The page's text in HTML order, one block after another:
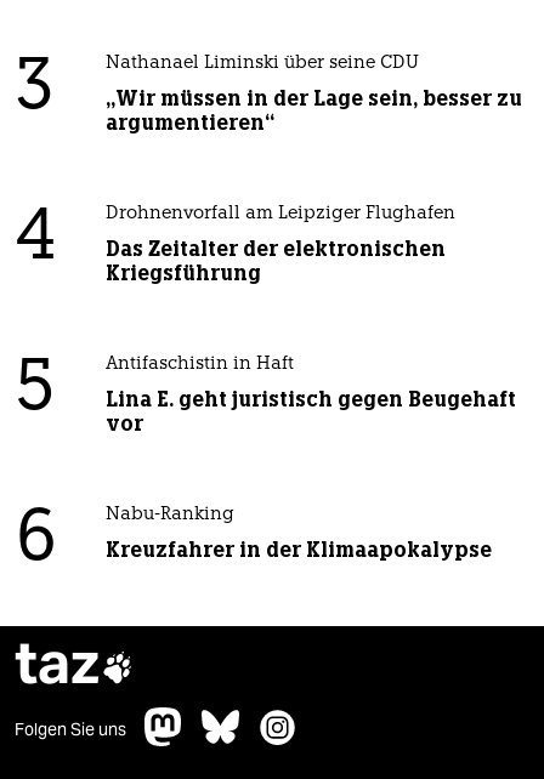
3 Nathanael Liminski über seine CDU
„Wir müssen in der Lage sein, besser zu
argumentieren“
4 Drohnenvorfall am Leipziger Flughafen
Das Zeitalter der elektronischen
Kriegsführung
5 Antifaschistin in Haft
Lina E. geht juristisch gegen Beugehaft
vor
6 Nabu-Ranking
Kreuzfahrer in der Klimaapokalypse
taz
Folgen Sie uns